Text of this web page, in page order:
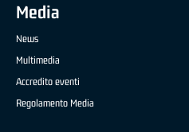
Media
News
Multimedia
Accredito eventi
Regolamento Media